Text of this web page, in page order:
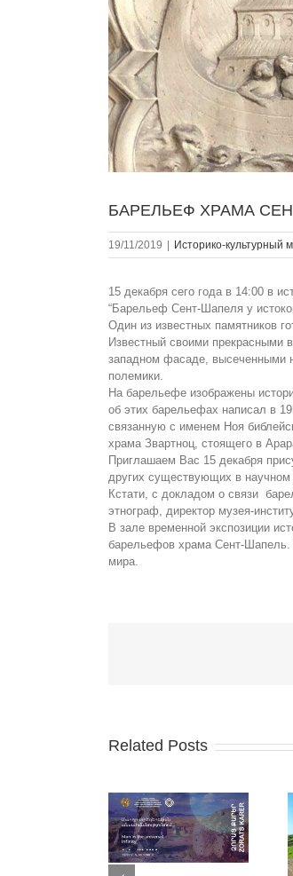
БАРЕЛЬЕФ ХРАМА
19/11/2019 Историко-культурный
15 декабря сего года в 14:00 в
“Барельеф Сент-Шапеля у
Один из известных памятников
Известный своими прекрасными
западном фасаде, высеченными
полемики.
На барельефе изображены
об этих барельефах написал в
связанную с именем Ноя
храма Звартноц, стоящего в
Приглашаем Вас 15 декабря
других существующих в
Кстати, с докладом о связи
этнограф, директор музея-
В зале временной экспозиции
барельефов храма Сент-Шапель.
мира.
Related Posts